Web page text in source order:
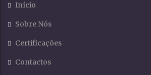
Início
Sobre Nós
Certificações
Contactos